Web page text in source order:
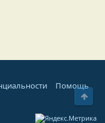
Помощь